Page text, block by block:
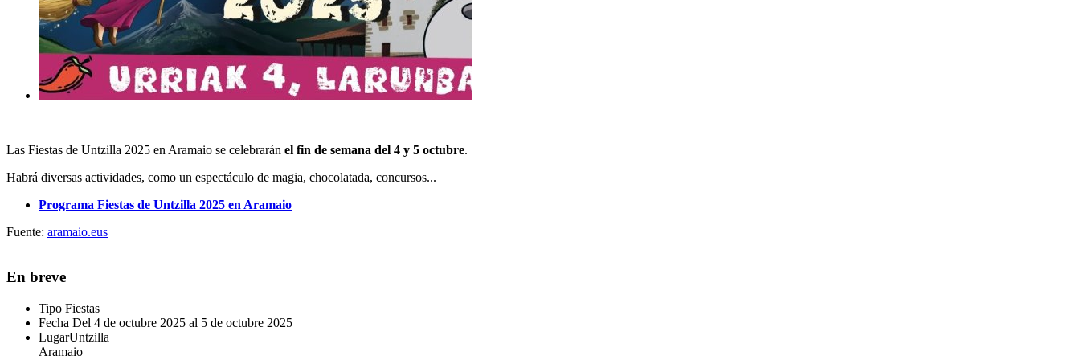
Las Fiestas de Untzilla 2025 en Aramaio se celebrarán el fin de semana del 4 y 5 octubre.
Habrá diversas actividades, como un espectáculo de magia, chocolatada, concursos...
Programa Fiestas de Untzilla 2025 en Aramaio
Fuente: aramaio.eus
En breve
Tipo Fiestas
Fecha Del 4 de octubre 2025 al 5 de octubre 2025
LugarUntzilla
Aramaio